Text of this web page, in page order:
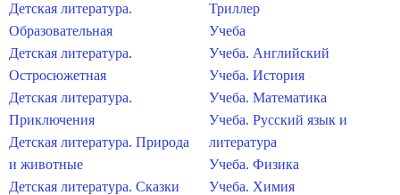
Детская литература.
Образовательная
Детская литература.
Остросюжетная
Детская литература.
Приключения
Детская литература. Природа
и животные
Детская литература. Сказки
Триллер
Учеба
Учеба. Английский
Учеба. История
Учеба. Математика
Учеба. Русский язык и
литература
Учеба. Физика
Учеба. Химия